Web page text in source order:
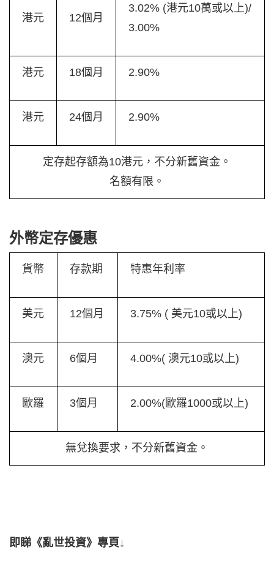
港元 12個月
3.02% (港元10萬或以上)/
3.00%
港元 18個月 2.90%
港元 24個月 2.90%
定存起存額為10港元，不分新舊資金。
名額有限。
外幣定存優惠
貨幣 存款期 特惠年利率
美元 12個月 3.75% ( 美元10或以上)
澳元 6個月 4.00%( 澳元10或以上)
歐羅 3個月 2.00%(歐羅1000或以上)
無兌換要求，不分新舊資金。
即睇《亂世投資》專頁↓